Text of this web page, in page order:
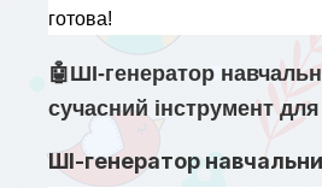
готова!
🤖ШІ-генератор
сучасний інструмент
ШІ-генератор